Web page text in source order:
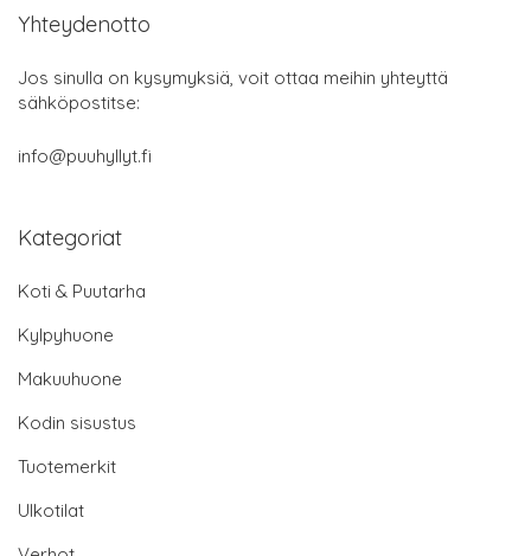
Yhteydenotto
Jos sinulla on kysymyksiä, voit ottaa meihin yhteyttä
sähköpostitse:
info@puuhyllyt.fi
Kategoriat
Koti & Puutarha
Kylpyhuone
Makuuhuone
Kodin sisustus
Tuotemerkit
Ulkotilat